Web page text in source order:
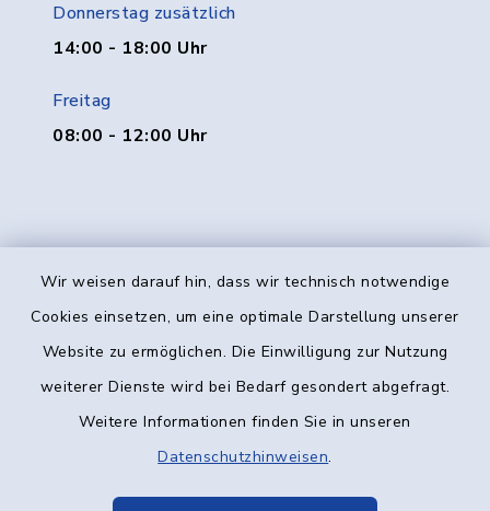
Wir weisen darauf hin, dass wir technisch notwendige
Cookies einsetzen, um eine optimale Darstellung unserer
Website zu ermöglichen. Die Einwilligung zur Nutzung
weiterer Dienste wird bei Bedarf gesondert abgefragt.
Weitere Informationen finden Sie in unseren
Datenschutzhinweisen.
Donnerstag zusätzlich
14:00 - 18:00 Uhr
Freitag
08:00 - 12:00 Uhr
Kontakt
Datenschutz